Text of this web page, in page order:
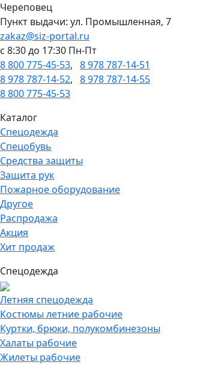
Череповец
Пункт выдачи: ул. Промышленная, 7
zakaz@siz-portal.ru
c 8:30 до 17:30 Пн-Пт
8 800 775-45-53, 8 978 787-14-51
8 978 787-14-52, 8 978 787-14-55
8 800 775-45-53
Каталог
Спецодежда
Спецобувь
Средства защиты
Защита рук
Пожарное оборудование
Другое
Распродажа
Акция
Хит продаж
Спецодежда
Летняя спецодежда
Костюмы летние рабочие
Куртки, брюки, полукомбинезоны
Халаты рабочие
Жилеты рабочие